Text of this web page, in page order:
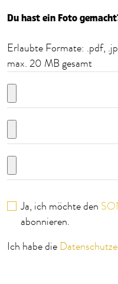
Du hast ein Foto
Erlaubte Formate: .pdf,
max. 20 MB gesamt
Ja, ich möchte den
abonnieren.
Ich habe die